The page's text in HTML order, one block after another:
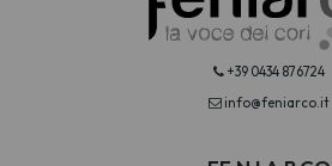
+39 0434 876724
info@feniarco.it